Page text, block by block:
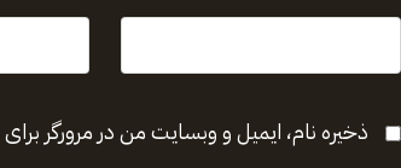
ذخیره نام، ایمیل و وبسایت من در مرورگر